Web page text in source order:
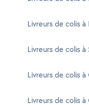
Livreurs de colis
Livreurs de colis
Livreurs de colis à
Livreurs de colis